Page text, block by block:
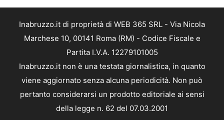
Inabruzzo.it di proprietà di WEB 365 SRL - Via Nicola
Marchese 10, 00141 Roma (RM) - Codice Fiscale e
Partita I.V.A. 12279101005
Inabruzzo.it non è una testata giornalistica, in quanto
viene aggiornato senza alcuna periodicità. Non può
pertanto considerarsi un prodotto editoriale ai sensi
della legge n. 62 del 07.03.2001